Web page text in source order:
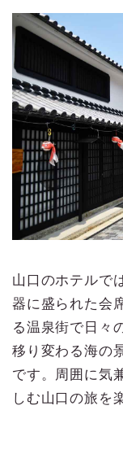
山口のホテルで
器に盛られた会
る温泉街で日々
移り変わる海の
です。周囲に気
しむ山口の旅を